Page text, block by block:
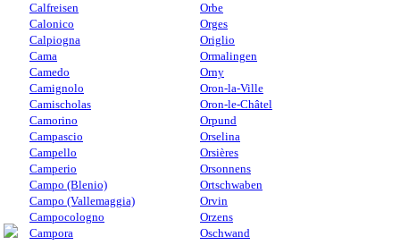
Calfreisen
Calonico
Calpiogna
Cama
Camedo
Camignolo
Camischolas
Camorino
Campascio
Campello
Camperio
Campo (Blenio)
Campo (Vallemaggia)
Campocologno
Campora
Orbe
Orges
Origlio
Ormalingen
Orny
Oron-la-Ville
Oron-le-Châtel
Orpund
Orselina
Orsières
Orsonnens
Ortschwaben
Orvin
Orzens
Oschwand